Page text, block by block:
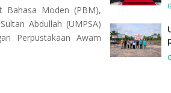
Bahasa Moden (PBM),
Abdullah (UMPSA)
Perpustakaan Awam